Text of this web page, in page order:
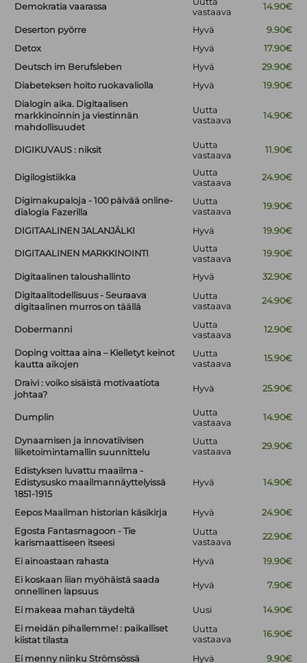
Demokratia vaarassa
vastaava
14.90€
Deserton pyörre Hyvä
9.90€
Detox
Hyvä
17.90€
Deutsch im Berufsleben
Hyvä
29.90€
Diabeteksen hoito ruokavaliolla
Hyvä
19.90€
Dialogin aika. Digitaalisen
markkinoinnin ja viestinnän
mahdollisuudet
Uutta
vastaava
14.90€
DIGIKUVAUS : niksit
Uutta
vastaava
11.90€
Digilogistiikka
Uutta
vastaava
24.90€
Digimakupaloja - 100 päivää online-
dialogia Fazerilla
Uutta
vastaava
19.90€
DIGITAALINEN JALANJÄLKI Hyvä 19.90€
DIGITAALINEN MARKKINOINTI
Uutta
vastaava
19.90€
Digitaalinen taloushallinto Hyvä
32.90€
Digitaalitodellisuus - Seuraava
digitaalinen murros on täällä
Uutta
vastaava
24.90€
Dobermanni
Uutta
vastaava
12.90€
Doping voittaa aina – Kielletyt keinot
kautta aikojen
Uutta
vastaava
15.90€
Draivi : voiko sisäistä motivaatiota
johtaa?
Hyvä 25.90€
Dumplin
Uutta
vastaava
14.90€
Dynaamisen ja innovatiivisen
liiketoimintamallin suunnittelu
Uutta
vastaava
29.90€
Edistyksen luvattu maailma -
Edistysusko maailmannäyttelyissä
1851-1915
Hyvä 14.90€
Eepos Maailman historian käsikirja Hyvä
24.90€
Egosta Fantasmagoon - Tie
karismaattiseen itseesi
Uutta
vastaava
22.90€
Ei ainoastaan rahasta Hyvä
19.90€
Ei koskaan liian myöhäistä saada
onnellinen lapsuus
Hyvä 7.90€
Ei makeaa mahan täydeltä Uusi
14.90€
Ei meidän pihallemme! : paikalliset
kiistat tilasta
Uutta
vastaava
16.90€
Ei menny niinku Strömsössä Hyvä
9.90€